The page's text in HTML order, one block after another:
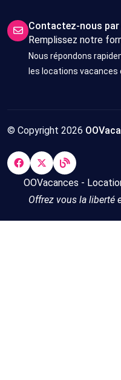
Contactez-nous par
Remplissez notre
Nous répondons
les locations vacances
© Copyright 2026
OOVacances -
Offrez vous la liberté